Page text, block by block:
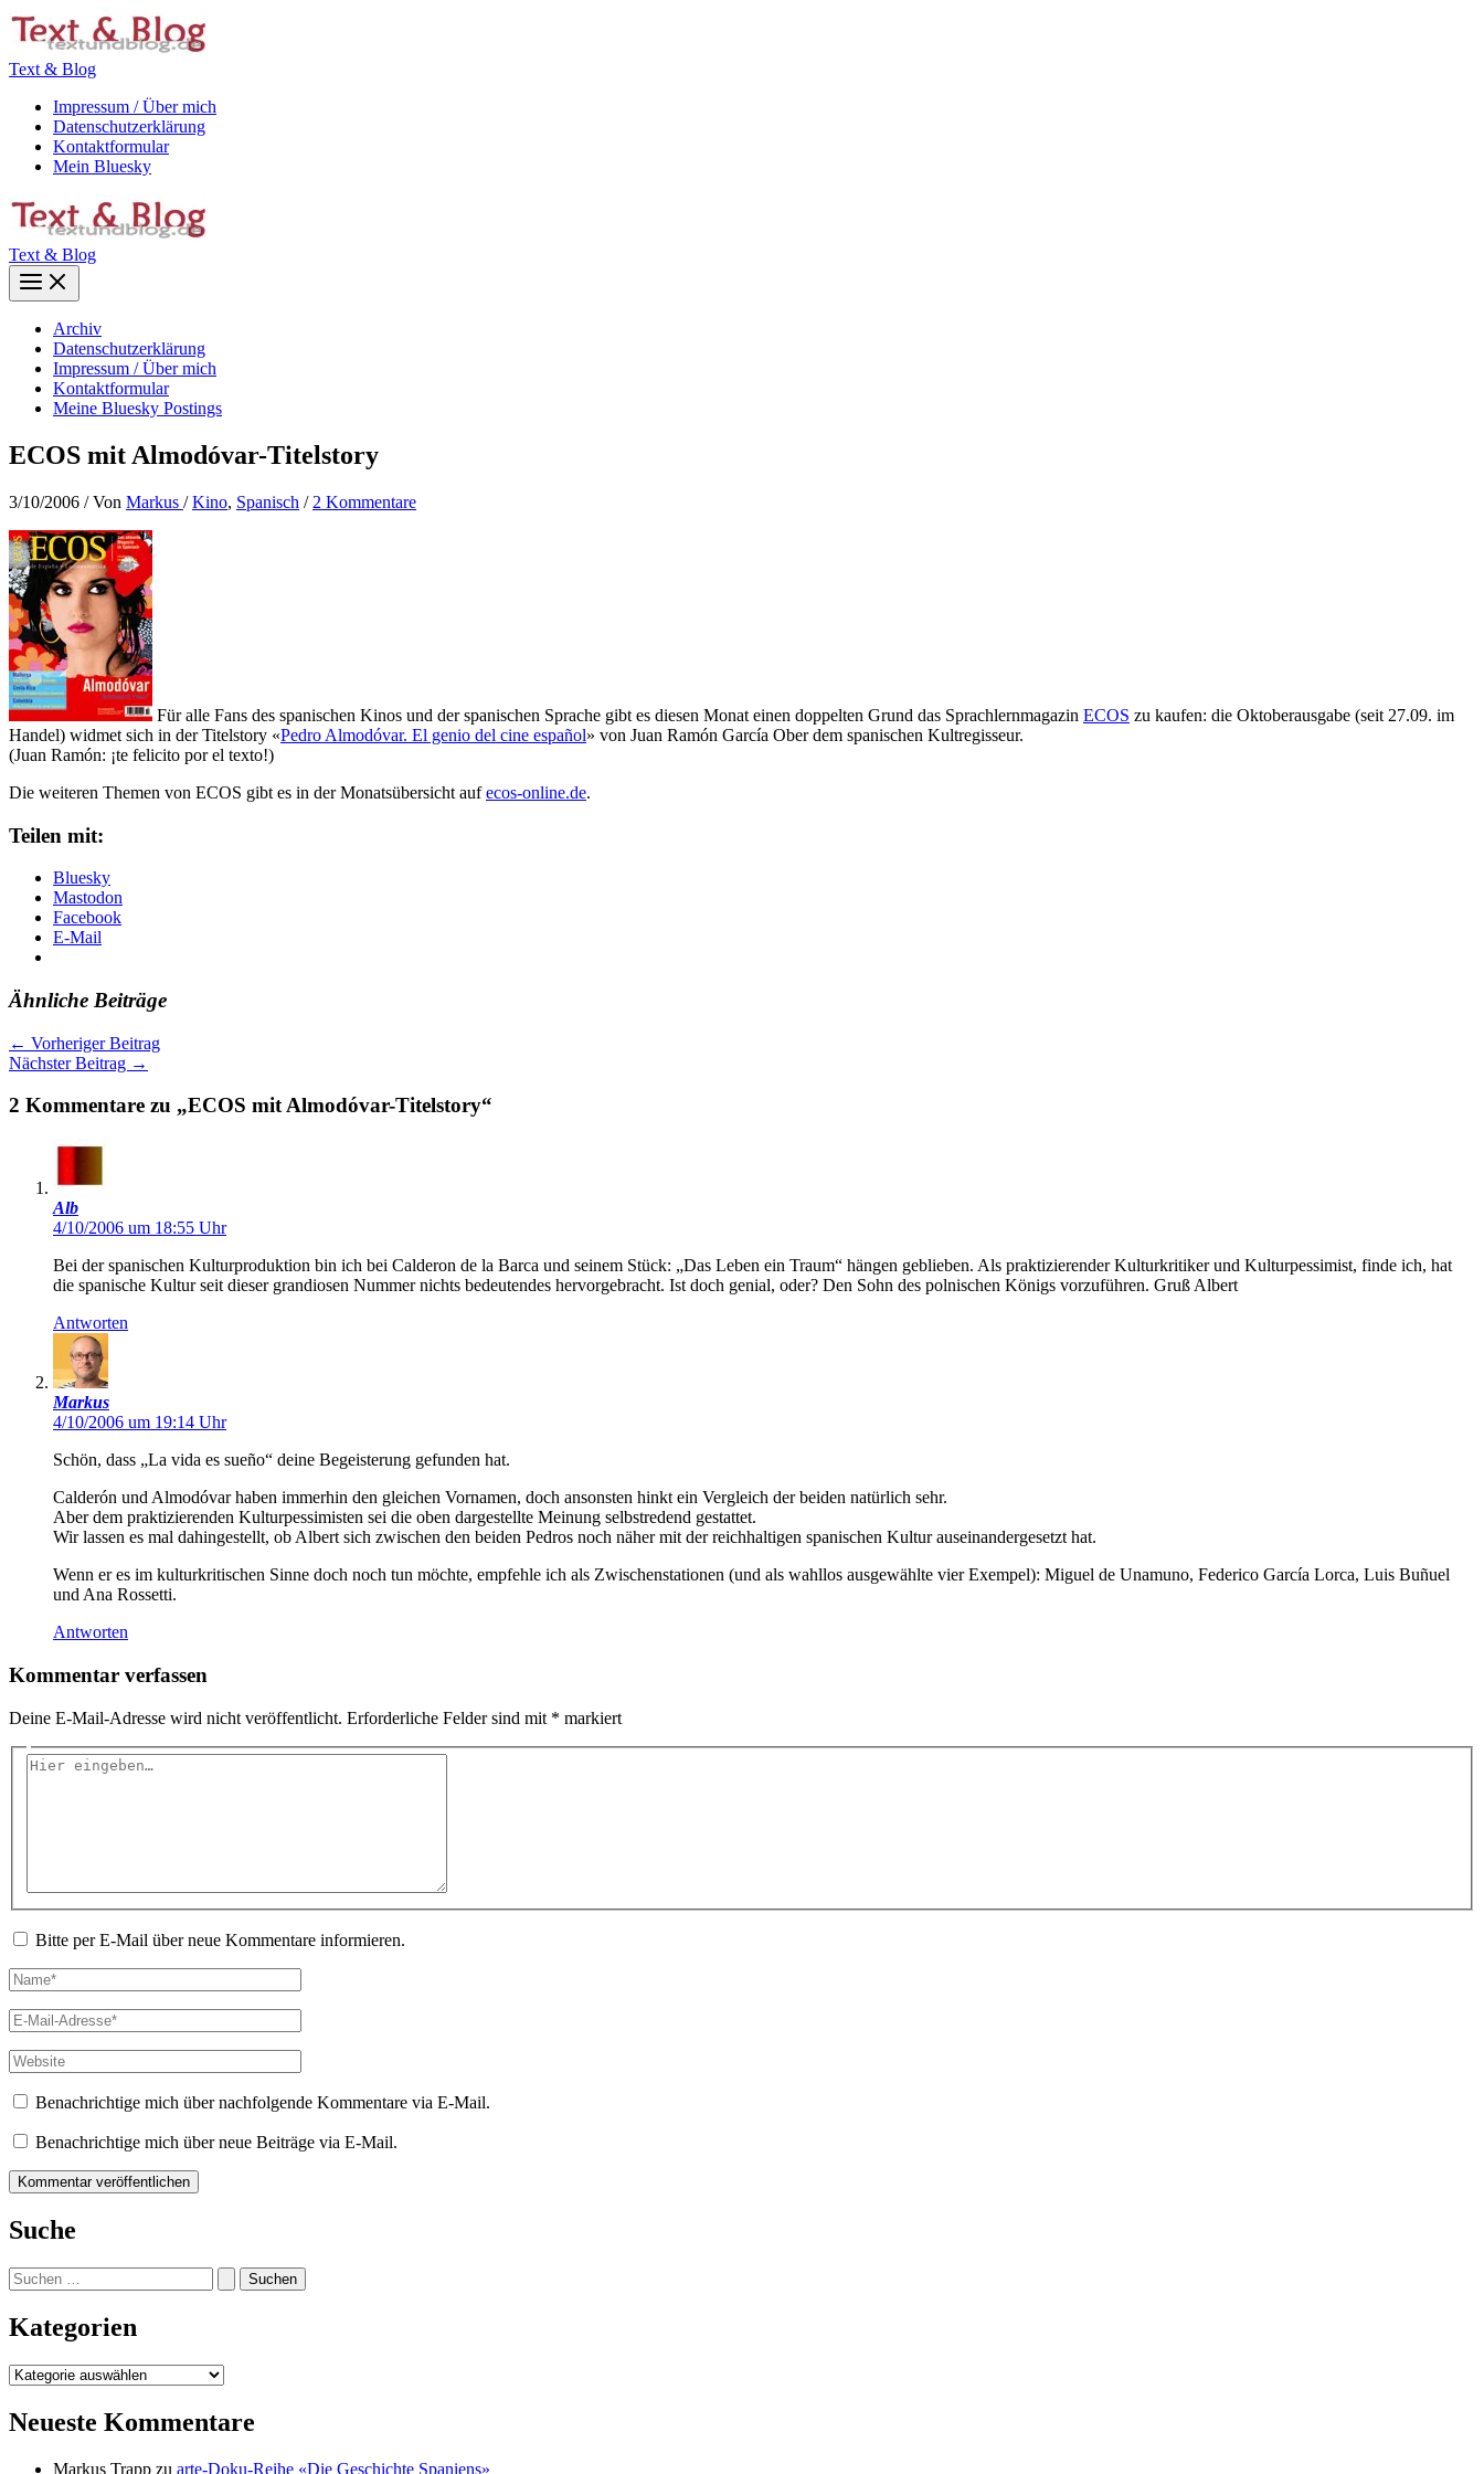
Zum
Inhalt
Text & Blog
Impressum / Über mich
Datenschutzerklärung
Kontaktformular
Mein Bluesky
Text & Blog
Main
Menu
Archiv
Datenschutzerklärung
Impressum / Über mich
Kontaktformular
Meine Bluesky Postings
ECOS mit Almodóvar-Titelstory
3/10/2006 / Von Markus /Kino, Spanisch / 2 Kommentare
Für alle Fans des spanischen Kinos und der spanischen Sprache gibt es diesen Monat einen doppelten Grund das Sprachlernmagazin ECOS zu kaufen: die Oktoberausgabe (seit 27.09. im
Handel) widmet sich in der Titelstory «Pedro Almodóvar. El genio del cine español» von Juan Ramón García Ober dem spanischen Kultregisseur.
(Juan Ramón: ¡te felicito por el texto!)
Die weiteren Themen von ECOS gibt es in der Monatsübersicht aufecos-online.de.
Teilen mit:
Bluesky
Mastodon
Facebook
E-Mail
Ähnliche Beiträge
← Vorheriger Beitrag
Nächster Beitrag →
2 Kommentare zu „ECOS mit Almodóvar-Titelstory“
Alb
4/10/2006 um 18:55 Uhr
Bei der spanischen Kulturproduktion bin ich bei Calderon de la Barca und seinem Stück: „Das Leben ein Traum“ hängen geblieben. Als praktizierender Kulturkritiker und Kulturpessimist, finde ich, hat
die spanische Kultur seit dieser grandiosen Nummer nichts bedeutendes hervorgebracht. Ist doch genial, oder? Den Sohn des polnischen Königs vorzuführen. Gruß Albert
Antworten
Markus
4/10/2006 um 19:14 Uhr
Schön, dass „La vida es sueño“ deine Begeisterung gefunden hat.
Calderón und Almodóvar haben immerhin den gleichen Vornamen, doch ansonsten hinkt ein Vergleich der beiden natürlich sehr.
Aber dem praktizierenden Kulturpessimisten sei die oben dargestellte Meinung selbstredend gestattet.
Wir lassen es mal dahingestellt, ob Albert sich zwischen den beiden Pedros noch näher mit der reichhaltigen spanischen Kultur auseinandergesetzt hat.
Wenn er es im kulturkritischen Sinne doch noch tun möchte, empfehle ich als Zwischenstationen (und als wahllos ausgewählte vier Exempel): Miguel de Unamuno, Federico García Lorca, Luis Buñuel
und Ana Rossetti.
Antworten
Kommentar verfassen
Deine E-Mail-Adresse wird nicht veröffentlicht. Erforderliche Felder sind mit * markiert
Hier
Bitte per E-Mail über neue Kommentare informieren.
Name*
E-
Mail-
Adresse*
Website
Benachrichtige mich über nachfolgende Kommentare via E-Mail.
Benachrichtige mich über neue Beiträge via E-Mail.
Suche
Suchen
nach:
Kategorien
Kategorien
Neueste Kommentare
Markus Trapp zu arte-Doku-Reihe «Die Geschichte Spaniens»